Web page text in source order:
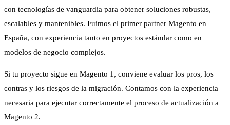
con tecnologías de vanguardia para obtener soluciones robustas,
escalables y mantenibles. Fuimos el primer partner Magento en
España, con experiencia tanto en proyectos estándar como en
modelos de negocio complejos.
Si tu proyecto sigue en Magento 1, conviene evaluar los pros, los
contras y los riesgos de la migración. Contamos con la experiencia
necesaria para ejecutar correctamente el proceso de actualización a
Magento 2.